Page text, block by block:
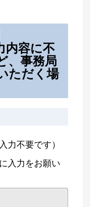
内容に不
、事務局
ただく場
力不要です）
入力をお願い